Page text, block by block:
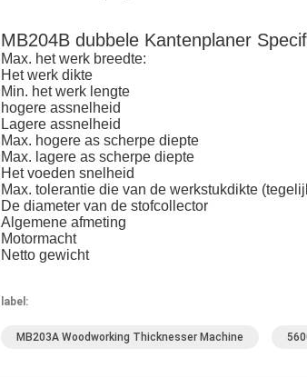
MB204B dubbele Kantenplaner
Max. het werk breedte:
Het werk dikte
Min. het werk lengte
hogere assnelheid
Lagere assnelheid
Max. hogere as scherpe diepte
Max. lagere as scherpe diepte
Het voeden snelheid
Max. tolerantie die van de werkstukdikte
De diameter van de stofcollector
Algemene afmeting
Motormacht
Netto gewicht
label:
MB203A Woodworking Thicknesser Machine